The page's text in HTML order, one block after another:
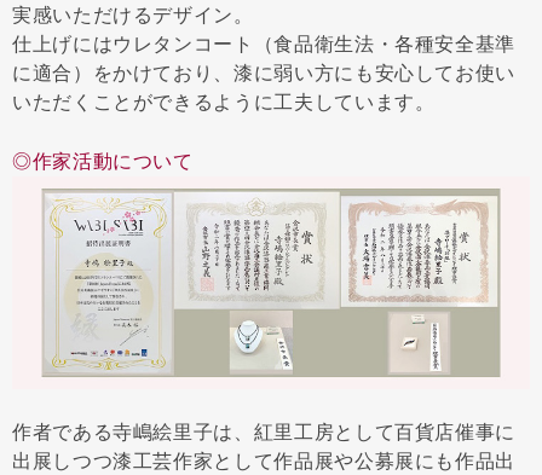
実感いただけるデザイン。
仕上げにはウレタンコート（食品衛生法・各種安全基準
に適合）をかけており、漆に弱い方にも安心してお使い
いただくことができるように工夫しています。
◎作家活動について
作者である寺嶋絵里子は、紅里工房として百貨店催事に
出展しつつ漆工芸作家として作品展や公募展にも作品出